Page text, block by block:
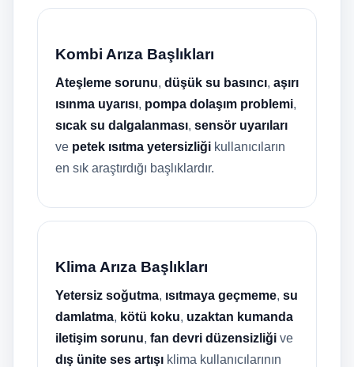
Kombi Arıza Başlıkları
Ateşleme sorunu, düşük su basıncı, aşırı
ısınma uyarısı, pompa dolaşım problemi,
sıcak su dalgalanması, sensör uyarıları
ve petek ısıtma yetersizliği kullanıcıların
en sık araştırdığı başlıklardır.
Klima Arıza Başlıkları
Yetersiz soğutma, ısıtmaya geçmeme, su
damlatma, kötü koku, uzaktan kumanda
iletişim sorunu, fan devri düzensizliği ve
dış ünite ses artışı klima kullanıcılarının